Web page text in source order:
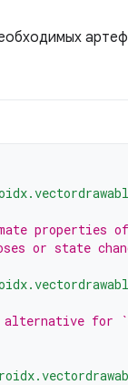
properties
or state
for